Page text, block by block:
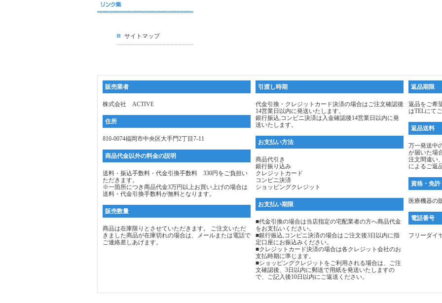
サイトマップ
販売業者
株式会社 ACTIVE
住所
810-0074福岡市中央区大手門2丁目7-11
商品代金以外の料金の説明
送料・振込手数料・代金引換手数料 330円をご負担い
ただきます。
※一箇所につき商品代金3万円以上お買い上げの場合は
送料・代金引換手数料が無料となります。
販売数量
商品は在庫限りとさせていただきます。 ご注文いただ
きました商品が在庫切れの場合は、メールまたは電話で
ご連絡差しあげます。
引渡し時期
代金引換・クレジットカード決済の場合はご注文確認後
14営業日以内に発送いたします。
銀行振込,コンビニ決済は入金確認後14営業日以内に発
送いたします。
お支払い方法
商品代引き
銀行振り込み
クレジットカード
コンビニ決済
ショッピングクレジット
お支払い期限
■代金引換の場合は当店指定の宅配業者の方へ商品代金
をお支払いください。
■銀行振込,コンビニ決済の場合はご注文後3日以内に指
定口座にお振込みください。
■クレジットカード決済の場合は各クレジット会社のお
支払時期に準じます。
■ショッピングクレジットをご利用される場合は、ご注
文確認後、3日以内に郵送で用紙を発送いたしますの
で、ご記入後10日以内にご返送ください。
返品期限
返品をご希
はTELにて
返品送料
万一発送中
が届いた場
注文間違い
によるご返
資格・免許
医療機器
電話番号
フリーダイ